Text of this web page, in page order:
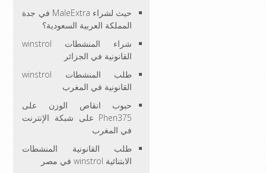
حيث لشراء MaleExtra في جدة
المملكة العربية السعودية؟
شراء المنشطات winstrol
القانونية في الجزائر
طلب المنشطات winstrol
القانونية في المغرب
حبوب انقاص الوزن على
Phen375 على شبكة الإنترنت
في المغرب
طلب القانونية المنشطات
الابتنائية winstrol في مصر